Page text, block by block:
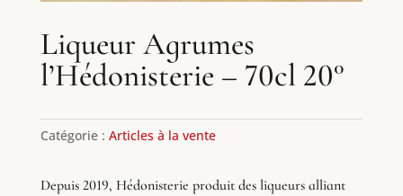
Liqueur Agrumes
l’Hédonisterie – 70cl 20°
Catégorie : Articles à la vente
Depuis 2019, Hédonisterie produit des liqueurs alliant